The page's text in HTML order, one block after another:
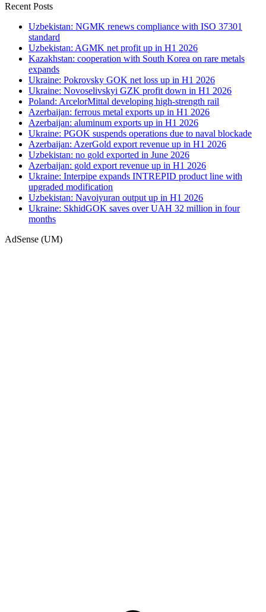
Recent Posts
Uzbekistan: NGMK renews compliance with ISO 37301
standard
Uzbekistan: AGMK net profit up in H1 2026
Kazakhstan: cooperation with South Korea on rare metals
expands
Ukraine: Pokrovsky GOK net loss up in H1 2026
Ukraine: Novoselivskyi GZK profit down in H1 2026
Poland: ArcelorMittal developing high-strength rail
Azerbaijan: ferrous metal exports up in H1 2026
Azerbaijan: aluminum exports up in H1 2026
Ukraine: PGOK suspends operations due to naval blockade
Azerbaijan: AzerGold export revenue up in H1 2026
Uzbekistan: no gold exported in June 2026
Azerbaijan: gold export revenue up in H1 2026
Ukraine: Interpipe expands INTREPID product line with
upgraded modification
Uzbekistan: Navoiyuran output up in H1 2026
Ukraine: SkhidGOK saves over UAH 32 million in four
months
AdSense (UM)